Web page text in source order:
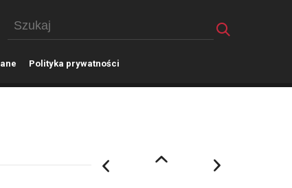
Polityka prywatności